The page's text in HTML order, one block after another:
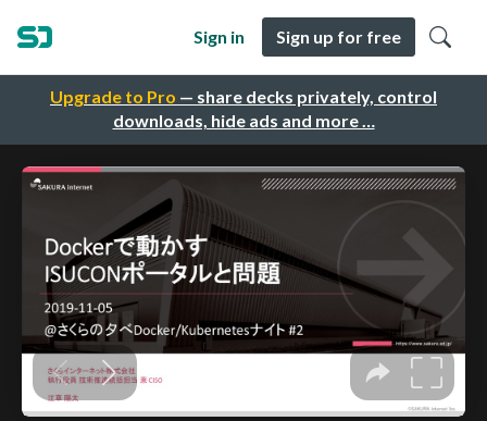
Upgrade to Pro — share decks privately, control
downloads, hide ads and more …
Sign in Sign up for free